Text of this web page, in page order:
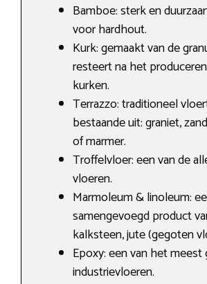
Bamboe: sterk en
voor hardhout.
Kurk: gemaakt van de
resteert na het
kurken.
Terrazzo: traditioneel
bestaande uit: graniet,
of marmer.
Troffelvloer: een van de
vloeren.
Marmoleum & linoleum:
samengevoegd product
kalksteen, jute (gegoten
Epoxy: een van het
industrievloeren.